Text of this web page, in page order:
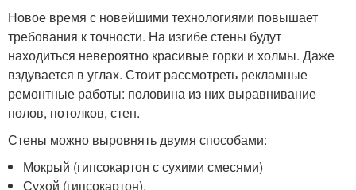
Новое время с новейшими технологиями повышает
требования к точности. На изгибе стены будут
находиться невероятно красивые горки и холмы. Даже
вздувается в углах. Стоит рассмотреть рекламные
ремонтные работы: половина из них выравнивание
полов, потолков, стен.
Стены можно выровнять двумя способами:
Мокрый (гипсокартон с сухими смесями)
Сухой (гипсокартон).